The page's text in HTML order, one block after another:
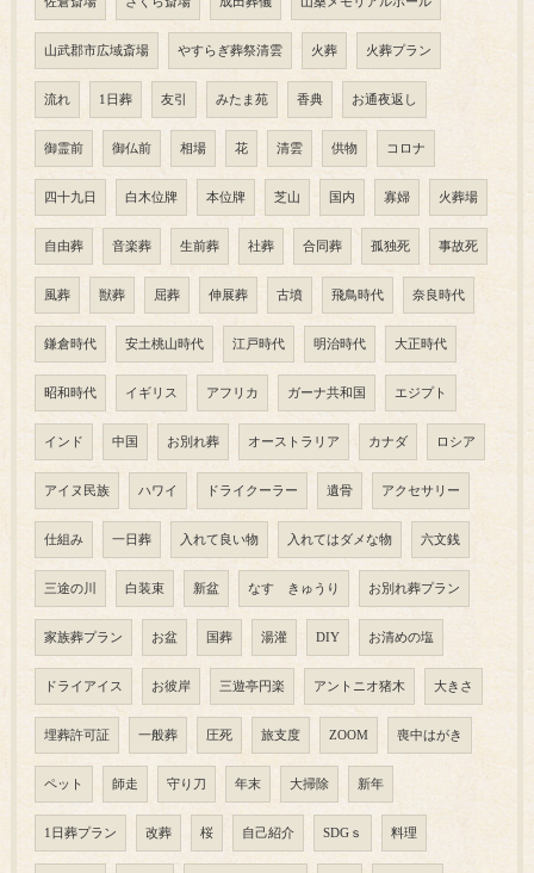
山武郡市広域斎場 やすらぎ葬祭清雲 火葬 火葬プラン
流れ 1日葬 友引 みたま苑 香典 お通夜返し
御霊前 御仏前 相場 花 清雲 供物 コロナ
四十九日 白木位牌 本位牌 芝山 国内 寡婦 火葬場
自由葬 音楽葬 生前葬 社葬 合同葬 孤独死 事故死
風葬 獣葬 屈葬 伸展葬 古墳 飛鳥時代 奈良時代
鎌倉時代 安土桃山時代 江戸時代 明治時代 大正時代
昭和時代 イギリス アフリカ ガーナ共和国 エジプト
インド 中国 お別れ葬 オーストラリア カナダ ロシア
アイヌ民族 ハワイ ドライクーラー 遺骨 アクセサリー
仕組み 一日葬 入れて良い物 入れてはダメな物 六文銭
三途の川 白装束 新盆 なす きゅうり お別れ葬プラン
家族葬プラン お盆 国葬 湯灌 DIY お清めの塩
ドライアイス お彼岸 三遊亭円楽 アントニオ猪木 大きさ
埋葬許可証 一般葬 圧死 旅支度 ZOOM 喪中はがき
ペット 師走 守り刀 年末 大掃除 新年
1日葬プラン 改葬 桜 自己紹介 SDGｓ 料理